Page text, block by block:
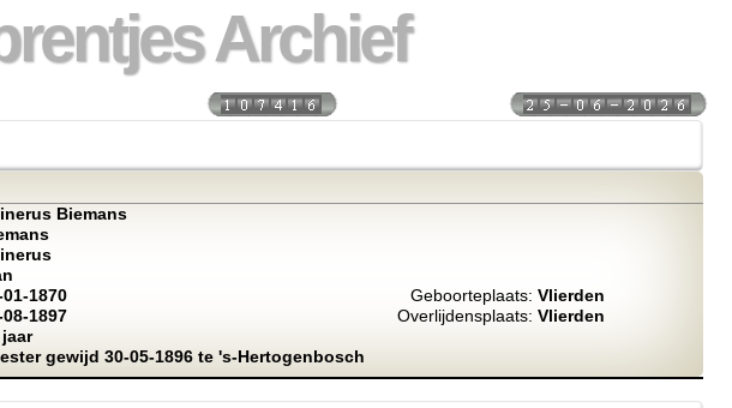
Archief
Biemans
01-1870 Geboorteplaats: Vlierden
08-1897 Overlijdensplaats: Vlierden
gewijd 30-05-1896 te 's-Hertogenbosch